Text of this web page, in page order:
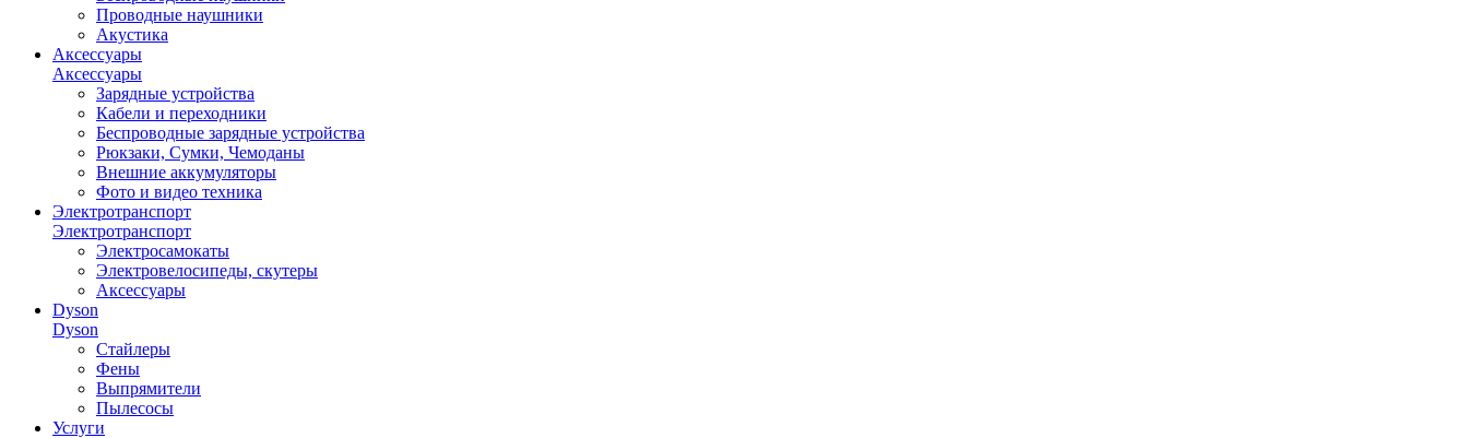
Проводные наушники
Акустика
Аксессуары
Аксессуары
Зарядные устройства
Кабели и переходники
Беспроводные зарядные устройства
Рюкзаки, Сумки, Чемоданы
Внешние аккумуляторы
Фото и видео техника
Электротранспорт
Электротранспорт
Электросамокаты
Электровелосипеды, скутеры
Аксессуары
Dyson
Dyson
Стайлеры
Фены
Выпрямители
Пылесосы
Услуги